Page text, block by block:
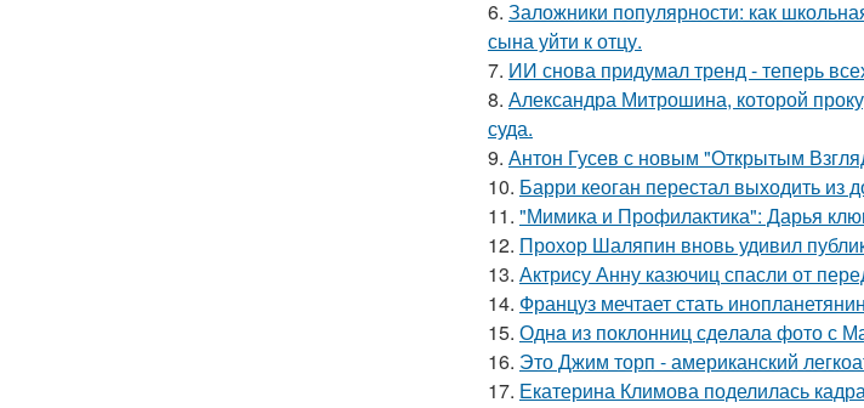
6. Заложники популярности: как
сына уйти к отцу.
7. ИИ снова придумал тренд - теперь
8. Александра Митрошина, которой
суда.
9. Антон Гусев с новым "Открытым
10. Барри кеоган перестал выходить из
11. "Мимика и Профилактика": Дарья
12. Прохор Шаляпин вновь удивил
13. Актрису Анну казючиц спасли от
14. Француз мечтает стать
15. Однa из поклонниц сдeлала фото с
16. Это Джим торп - американский
17. Екатерина Климова поделилась